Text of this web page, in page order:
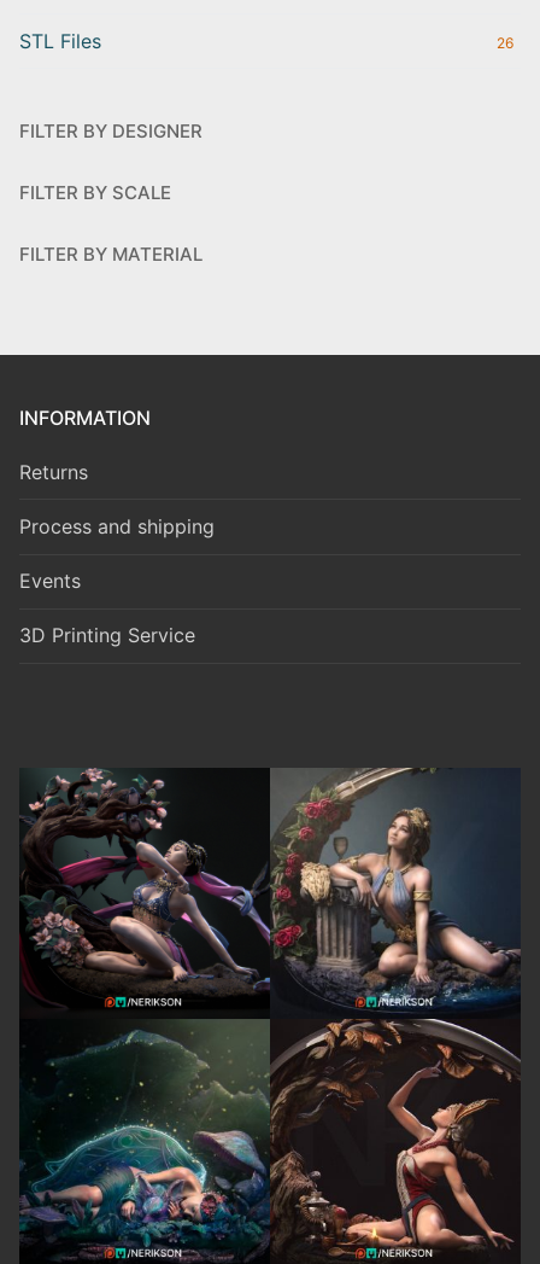
STL Files 26
FILTER BY DESIGNER
FILTER BY SCALE
FILTER BY MATERIAL
INFORMATION
Returns
Process and shipping
Events
3D Printing Service